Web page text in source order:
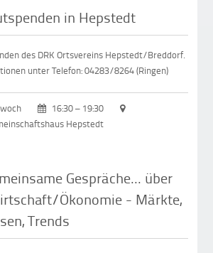
in Hepstedt
des DRK Ortsvereins Hepstedt/Breddorf.
unter Telefon: 04283/8264 (Ringen)
16:30 – 19:30
Hepstedt
Gespräche... über
Ökonomie - Märkte,
Trends